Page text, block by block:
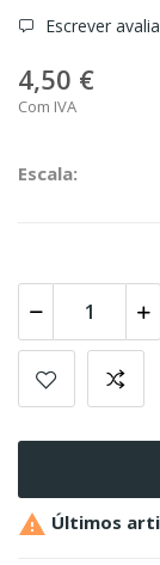
Escrever
4,50 €
Com IVA
Escala:
 Últimos